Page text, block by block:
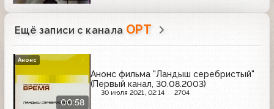
Ещё записи с канала ОРТ
00:58
Анонс фильма "Ландыш серебристый"
(Первый канал, 30.08.2003)
30 июля 2021, 02:14 2704
Анонс